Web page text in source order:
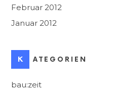
Februar 2012
Januar 2012
KATEGORIEN
bau:zeit